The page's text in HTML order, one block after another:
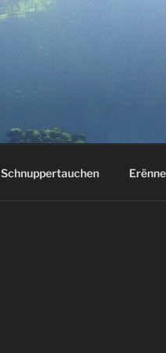
Schnuppertauchen